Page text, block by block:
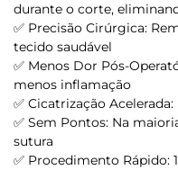
durante o corte,
✅ Precisão Cirúrgica:
tecido saudável
✅ Menos Dor Pós-
menos inflamação
✅ Cicatrização Acelerada:
✅ Sem Pontos: Na
sutura
✅ Procedimento Rápido: